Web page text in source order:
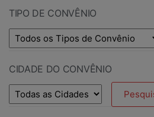
TIPO DE CONVÊNIO
CIDADE DO CONVÊNIO